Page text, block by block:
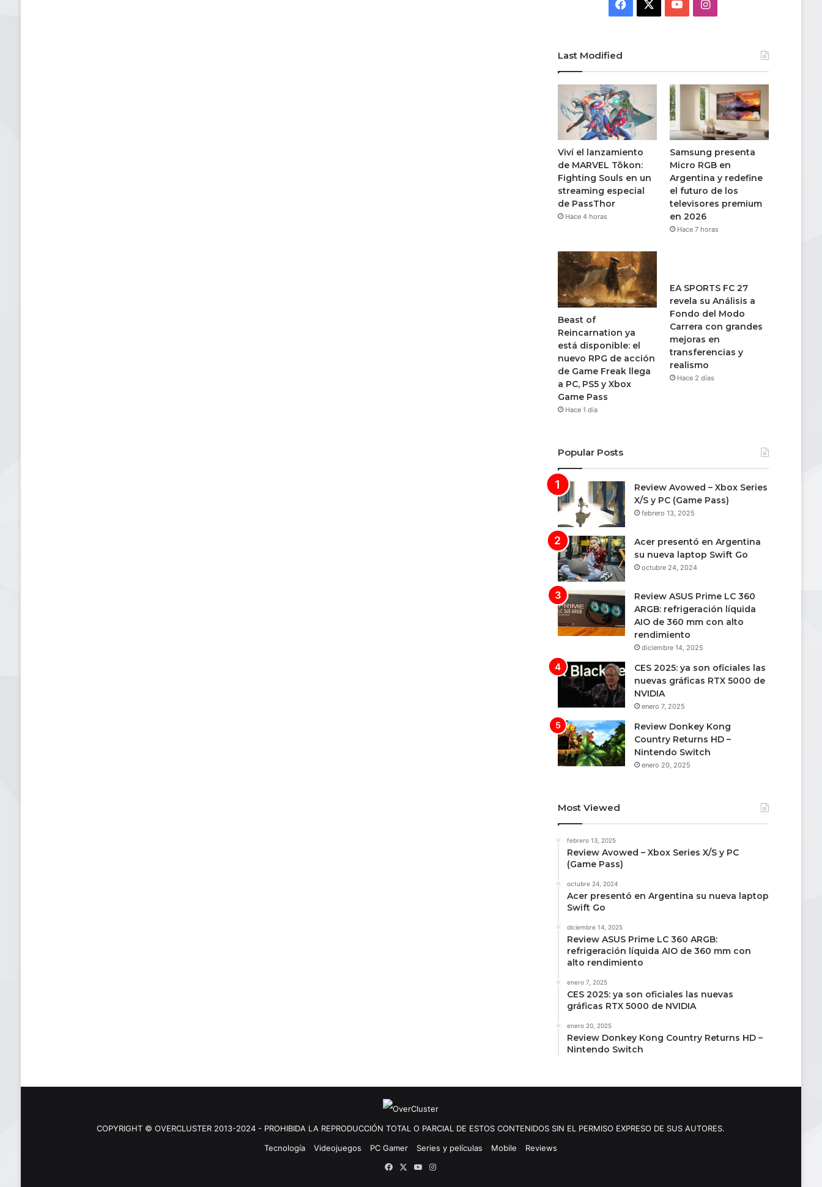
Facebook YouTubeInstagram
Last Modified
Viví el lanzamiento
de MARVEL Tōkon:
Fighting Souls en un
streaming especial
de PassThor
Hace 4 horas
Samsung presenta
Micro RGB en
Argentina y redefine
el futuro de los
televisores premium
en 2026
Hace 7 horas
Beast of
Reincarnation ya
está disponible: el
nuevo RPG de acción
de Game Freak llega
a PC, PS5 y Xbox
Game Pass
Hace 1 día
EA SPORTS FC 27
revela su Análisis a
Fondo del Modo
Carrera con grandes
mejoras en
transferencias y
realismo
Hace 2 días
Popular Posts
Review Avowed – Xbox Series
X/S y PC (Game Pass)
febrero 13, 2025
Acer presentó en Argentina
su nueva laptop Swift Go
octubre 24, 2024
Review ASUS Prime LC 360
ARGB: refrigeración líquida
AIO de 360 mm con alto
rendimiento
diciembre 14, 2025
CES 2025: ya son oficiales las
nuevas gráficas RTX 5000 de
NVIDIA
enero 7, 2025
Review Donkey Kong
Country Returns HD –
Nintendo Switch
enero 20, 2025
Most Viewed
febrero 13, 2025
Review Avowed – Xbox Series X/S y PC
(Game Pass)
octubre 24, 2024
Acer presentó en Argentina su nueva laptop
Swift Go
diciembre 14, 2025
Review ASUS Prime LC 360 ARGB:
refrigeración líquida AIO de 360 mm con
alto rendimiento
enero 7, 2025
CES 2025: ya son oficiales las nuevas
gráficas RTX 5000 de NVIDIA
enero 20, 2025
Review Donkey Kong Country Returns HD –
Nintendo Switch
COPYRIGHT © OVERCLUSTER 2013-2024 - PROHIBIDA LA REPRODUCCIÓN TOTAL O PARCIAL DE ESTOS CONTENIDOS SIN EL PERMISO EXPRESO DE SUS AUTORES.
Tecnología
Videojuegos PC Gamer Series y películas Mobile
Reviews
FacebookYouTubeInstagram